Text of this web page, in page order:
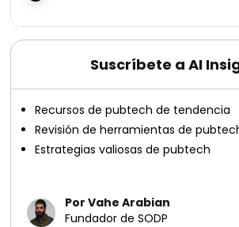
Suscríbete a AI
Recursos de pubtech de tendencia
Revisión de herramientas de
Estrategias valiosas de pubtech
Por Vahe Arabian
Fundador de SODP